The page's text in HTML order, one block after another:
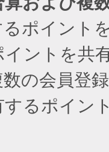
ポイント
イントを共
の会員登
するポイン